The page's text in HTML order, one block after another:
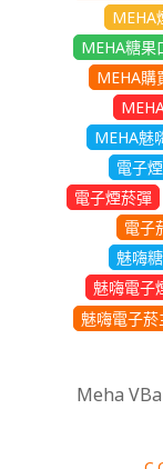
MEHA
MEHA糖果
MEHA購
MEHA魅
電子
電子煙菸彈
電子
魅嗨
魅嗨電子
魅嗨電子菸
Meha